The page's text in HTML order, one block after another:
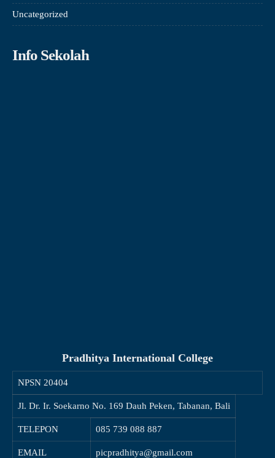
Uncategorized
Info Sekolah
Pradhitya International College
NPSN 20404
Jl. Dr. Ir. Soekarno No. 169 Dauh Peken, Tabanan, Bali
TELEPON 085 739 088 887
EMAIL picpradhitya@gmail.com